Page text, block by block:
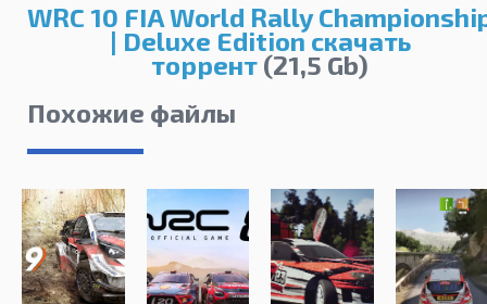
WRC 10 FIA World Rally
| Deluxe Edition скачать
торрент (21,5 Gb)
Похожие файлы